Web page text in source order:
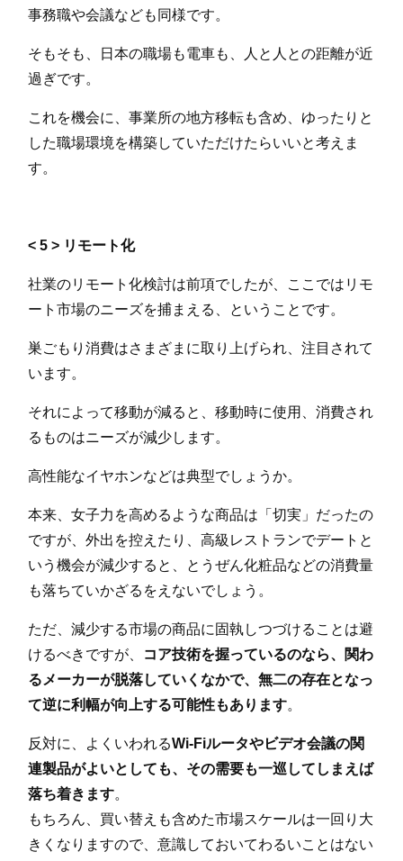
事務職や会議なども同様です。
そもそも、日本の職場も電車も、人と人との距離が近
過ぎです。
これを機会に、事業所の地方移転も含め、ゆったりと
した職場環境を構築していただけたらいいと考えま
す。
< 5 > リモート化
社業のリモート化検討は前項でしたが、ここではリモ
ート市場のニーズを捕まえる、ということです。
巣ごもり消費はさまざまに取り上げられ、注目されて
います。
それによって移動が減ると、移動時に使用、消費され
るものはニーズが減少します。
高性能なイヤホンなどは典型でしょうか。
本来、女子力を高めるような商品は「切実」だったの
ですが、外出を控えたり、高級レストランでデートと
いう機会が減少すると、とうぜん化粧品などの消費量
も落ちていかざるをえないでしょう。
ただ、減少する市場の商品に固執しつづけることは避
けるべきですが、
コア技術を握っているのなら、関わ
るメーカーが脱落していくなかで、無二の存在となっ
て逆に利幅が向上する可能性もあります。
反対に、よくいわれるWi-Fiルータやビデオ会議の関
連製品がよいとしても、その需要も一巡してしまえば
落ち着きます。
もちろん、買い替えも含めた市場スケールは一回り大
きくなりますので、意識しておいてわるいことはない